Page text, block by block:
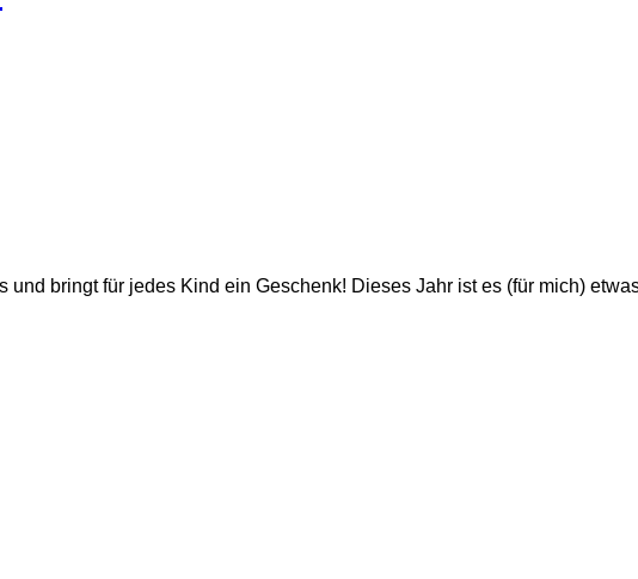
bringt für jedes Kind ein Geschenk! Dieses Jahr ist es (für mich)